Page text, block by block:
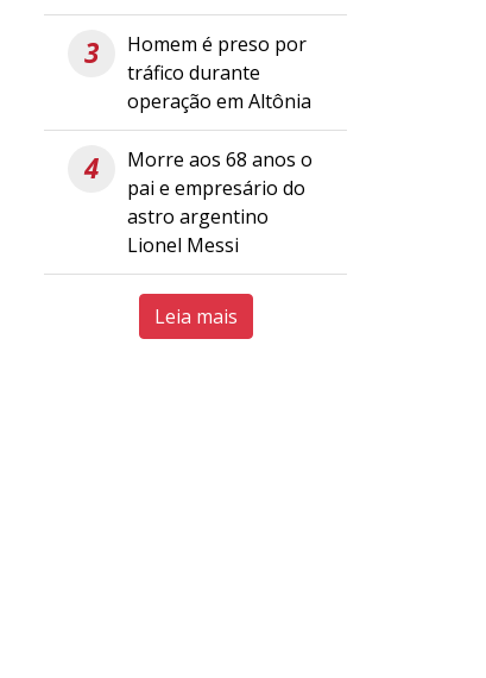
3
Homem é preso por
tráfico durante
operação em Altônia
4
Morre aos 68 anos o
pai e empresário do
astro argentino
Lionel Messi
Leia mais